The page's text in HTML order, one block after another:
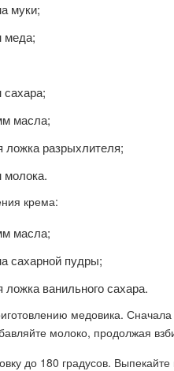
муки;
меда;
сахара;
масла;
ложка разрыхлителя;
молока.
крема:
масла;
сахарной пудры;
ложка ванильного сахара.
медовика.
молоко, продолжая
до 180 градусов.